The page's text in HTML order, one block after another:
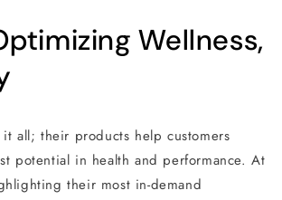
Wellness,
it all; their products help customers
potential in health and performance. At
their most in-demand